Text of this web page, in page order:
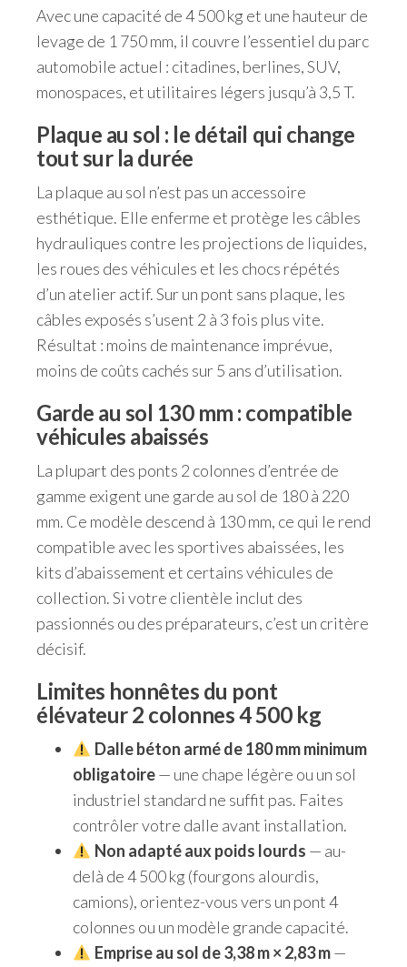
Avec une capacité de 4 500 kg et une hauteur de
levage de 1 750 mm, il couvre l’essentiel du parc
automobile actuel : citadines, berlines, SUV,
monospaces, et utilitaires légers jusqu’à 3,5 T.
Plaque au sol : le détail qui change
tout sur la durée
La plaque au sol n’est pas un accessoire
esthétique. Elle enferme et protège les câbles
hydrauliques contre les projections de liquides,
les roues des véhicules et les chocs répétés
d’un atelier actif. Sur un pont sans plaque, les
câbles exposés s’usent 2 à 3 fois plus vite.
Résultat : moins de maintenance imprévue,
moins de coûts cachés sur 5 ans d’utilisation.
Garde au sol 130 mm : compatible
véhicules abaissés
La plupart des ponts 2 colonnes d’entrée de
gamme exigent une garde au sol de 180 à 220
mm. Ce modèle descend à 130 mm, ce qui le rend
compatible avec les sportives abaissées, les
kits d’abaissement et certains véhicules de
collection. Si votre clientèle inclut des
passionnés ou des préparateurs, c’est un critère
décisif.
Limites honnêtes du pont
élévateur 2 colonnes 4 500 kg
Dalle béton armé de 180 mm minimum
obligatoire— une chape légère ou un sol
industriel standard ne suffit pas. Faites
contrôler votre dalle avant installation.
Non adapté aux poids lourds — au-
delà de 4 500 kg (fourgons alourdis,
camions), orientez-vous vers un pont 4
colonnes ou un modèle grande capacité.
Emprise au sol de 3,38 m × 2,83 m—